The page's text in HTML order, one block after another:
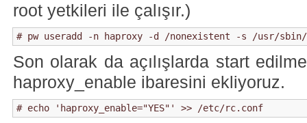
root yetkileri ile çalışır.)
# pw useradd -n haproxy -d /nonexistent -s /usr/
Son olarak da açılışlarda start
haproxy_enable ibaresini ekliyoruz.
# echo 'haproxy_enable="YES"' >> /etc/rc.conf